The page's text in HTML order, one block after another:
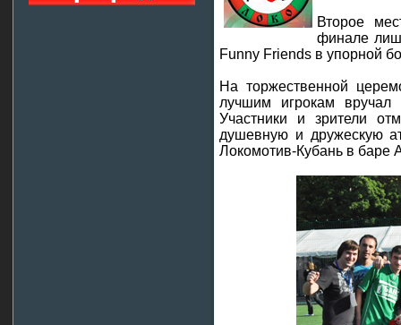
Второе
финале
Funny Friends в упорной
На торжественной
лучшим игрокам
Участники и зрители
душевную и дружескую
Локомотив-Кубань в баре